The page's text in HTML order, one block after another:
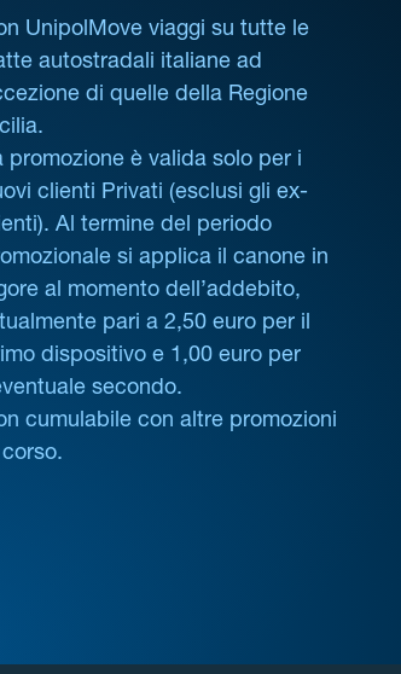
UnipolMove viaggi su tutte le
autostradali italiane ad
di quelle della Regione
promozione è valida solo per i
clienti Privati (esclusi gli ex-
Al termine del periodo
si applica il canone in
al momento dell’addebito,
pari a 2,50 euro per il
dispositivo e 1,00 euro per
secondo.
cumulabile con altre promozioni